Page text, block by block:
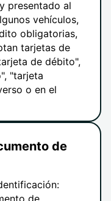
presentado al
vehículos,
obligatorias,
tarjetas de
de débito",
"tarjeta
o en el
de